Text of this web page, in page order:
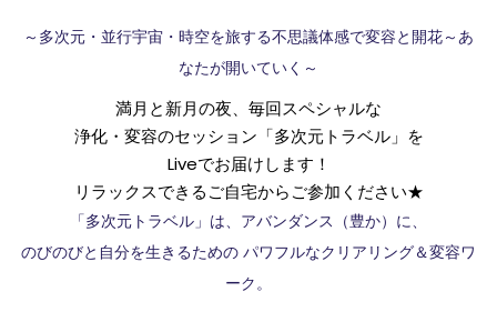
～多次元・並行宇宙・時空を旅する不思議体感で変容と開花～あ
なたが開いていく～
満月と新月の夜、毎回スペシャルな
浄化・変容のセッション「多次元トラベル」を
Liveでお届けします！
リラックスできるご自宅からご参加ください★
「多次元トラベル」は、アバンダンス（豊か）に、
のびのびと自分を生きるための パワフルなクリアリング＆変容ワ
ーク。